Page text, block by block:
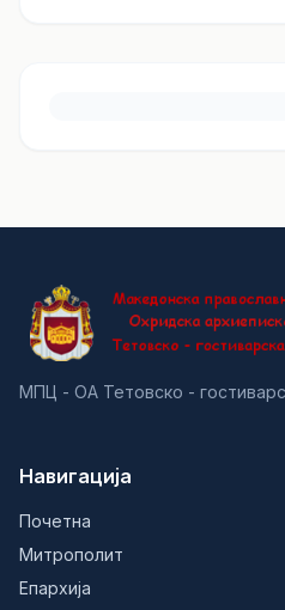
МПЦ - ОА Тетовско -
Навигација
Почетна
Митрополит
Епархија